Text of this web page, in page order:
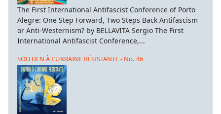
The First International Antifascist Conference of Porto
Alegre: One Step Forward, Two Steps Back Antifascism
or Anti-Westernism? by BELLAVITA Sergio The First
International Antifascist Conference,...
SOUTIEN À L’UKRAINE RÉSISTANTE - No. 46